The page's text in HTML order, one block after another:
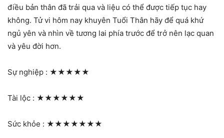
điều bản thân đã trải qua và liệu có thể được tiếp tục hay
không. Tử vi hôm nay khuyên Tuổi Thân hãy để quá khứ
ngủ yên và nhìn về tương lai phía trước để trở nên lạc quan
và yêu đời hơn.
Sự nghiệp : ★★★★★
Tài lộc : ★★★★★★
Sức khỏe : ★★★★★★★